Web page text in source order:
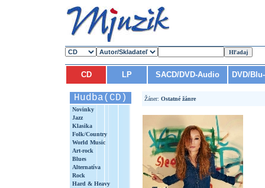
CD LP SACD/DVD-Audio DVD/
Hudba(CD)
Novinky
Jazz
Klasika
Folk/Country
World Music
Art-rock
Blues
Alternatíva
Rock
Hard & Heavy
Žáner: Ostatné žánre